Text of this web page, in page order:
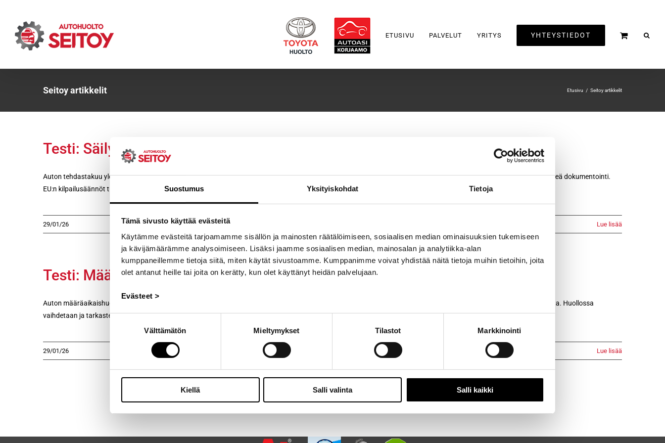
Suostumus Yksityiskohdat Tietoja
Tämä sivusto käyttää evästeitä
Käytämme evästeitä tarjoamamme sisällön ja mainosten räätälöimiseen, sosiaalisen median ominaisuuksien tukemiseen
ja kävijämäärämme analysoimiseen. Lisäksi jaamme sosiaalisen median, mainosalan ja analytiikka-alan
kumppaneillemme tietoja siitä, miten käytät sivustoamme. Kumppanimme voivat yhdistää näitä tietoja muihin tietoihin, joita
olet antanut heille tai joita on kerätty, kun olet käyttänyt heidän palvelujaan.
Evästeet >
Suostumuksen
Välttämätön Mieltymykset Tilastot Markkinointi
Kiellä Salli valinta Salli kaikki
content
ETUSIVU PALVELUT YRITYS YHTEYSTIEDOT
Seitoy artikkelit Etusivu Seitoy artikkelit
Testi: Säilyykö takuu
Auton tehdastakuu yleensä säilyy, vaikka huollatat auton monimerkkikorjaamolla, kun huolto tehdään valmistajan huolto-ohjelman ja ohjeiden mukaan ja työstä jää selkeä dokumentointi.
EU:n kilpailusäännöt tukevat sitä, ettei huoltoa ole pakko tehdä merkkihuollossa. Alla käymme läpi tärkeimmät [...]
29/01/26 Lue lisää
Testi: Määräaikaishuolto
Auton määräaikaishuolto kannattaa tehdä, kun auton valmistajan huolto-ohjelman mukainen kilometri- tai aikaraja täyttyy, usein 15 000–30 000 km tai 12–24 kuukautta. Huollossa
vaihdetaan ja tarkastetaan kuluvia osia ja nesteitä, jotta auto pysyy turvallisena ja luotettavana [...]
29/01/26 Lue lisää